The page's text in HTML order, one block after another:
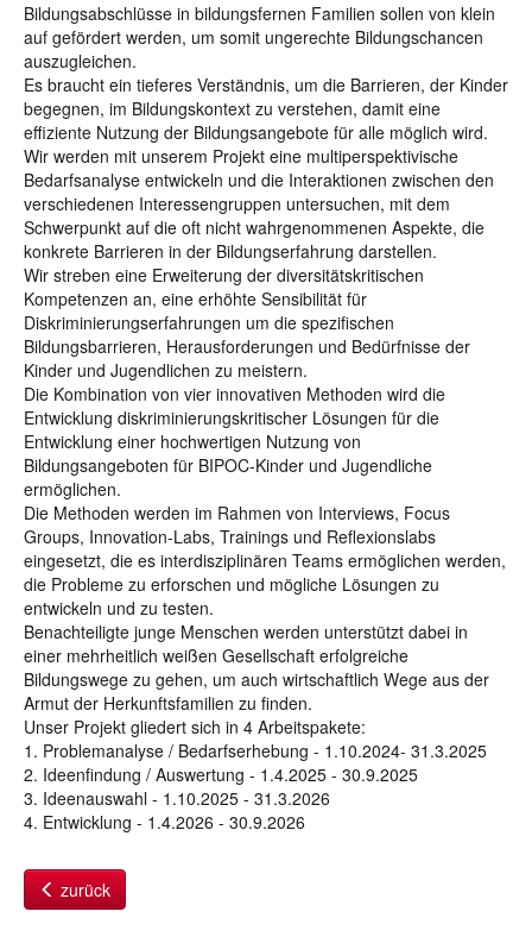
Bildungsabschlüsse in bildungsfernen Familien sollen von klein
auf gefördert werden, um somit ungerechte Bildungschancen
auszugleichen.
Es braucht ein tieferes Verständnis, um die Barrieren, der Kinder
begegnen, im Bildungskontext zu verstehen, damit eine
effiziente Nutzung der Bildungsangebote für alle möglich wird.
Wir werden mit unserem Projekt eine multiperspektivische
Bedarfsanalyse entwickeln und die Interaktionen zwischen den
verschiedenen Interessengruppen untersuchen, mit dem
Schwerpunkt auf die oft nicht wahrgenommenen Aspekte, die
konkrete Barrieren in der Bildungserfahrung darstellen.
Wir streben eine Erweiterung der diversitätskritischen
Kompetenzen an, eine erhöhte Sensibilität für
Diskriminierungserfahrungen um die spezifischen
Bildungsbarrieren, Herausforderungen und Bedürfnisse der
Kinder und Jugendlichen zu meistern.
Die Kombination von vier innovativen Methoden wird die
Entwicklung diskriminierungskritischer Lösungen für die
Entwicklung einer hochwertigen Nutzung von
Bildungsangeboten für BIPOC-Kinder und Jugendliche
ermöglichen.
Die Methoden werden im Rahmen von Interviews, Focus
Groups, Innovation-Labs, Trainings und Reflexionslabs
eingesetzt, die es interdisziplinären Teams ermöglichen werden,
die Probleme zu erforschen und mögliche Lösungen zu
entwickeln und zu testen.
Benachteiligte junge Menschen werden unterstützt dabei in
einer mehrheitlich weißen Gesellschaft erfolgreiche
Bildungswege zu gehen, um auch wirtschaftlich Wege aus der
Armut der Herkunftsfamilien zu finden.
Unser Projekt gliedert sich in 4 Arbeitspakete:
1. Problemanalyse / Bedarfserhebung - 1.10.2024- 31.3.2025
2. Ideenfindung / Auswertung - 1.4.2025 - 30.9.2025
3. Ideenauswahl - 1.10.2025 - 31.3.2026
4. Entwicklung - 1.4.2026 - 30.9.2026
zurück